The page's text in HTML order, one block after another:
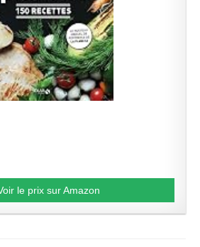
le prix sur Amazon